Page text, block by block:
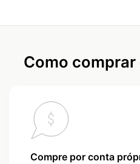
Como
Compre por conta